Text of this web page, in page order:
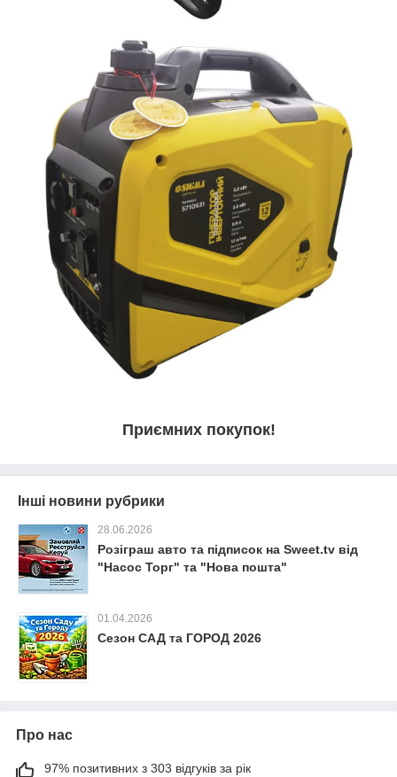
Приємних покупок!
Інші новини рубрики
28.06.2026
Розіграш авто та підписок на Sweet.tv від
"Насос Торг" та "Нова пошта"
01.04.2026
Сезон САД та ГОРОД 2026
Про нас
97% позитивних з 303 відгуків за рік